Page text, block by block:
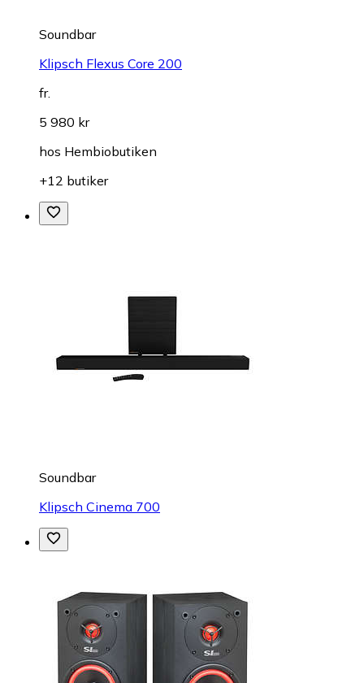
Soundbar
Klipsch Flexus Core 200
fr.
5 980 kr
hos Hembiobutiken
+12 butiker
Soundbar
Klipsch Cinema 700